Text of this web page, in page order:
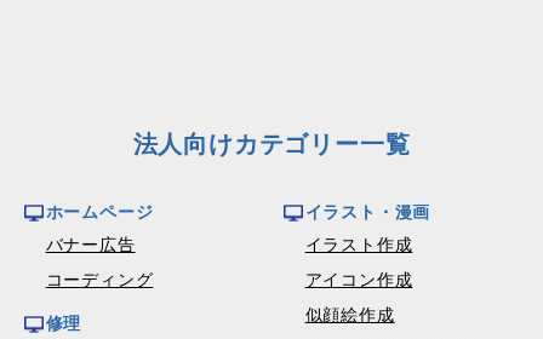
法人向けカテゴリー一覧
ホームページ
バナー広告
コーディング
修理
イラスト・漫画
イラスト作成
アイコン作成
似顔絵作成